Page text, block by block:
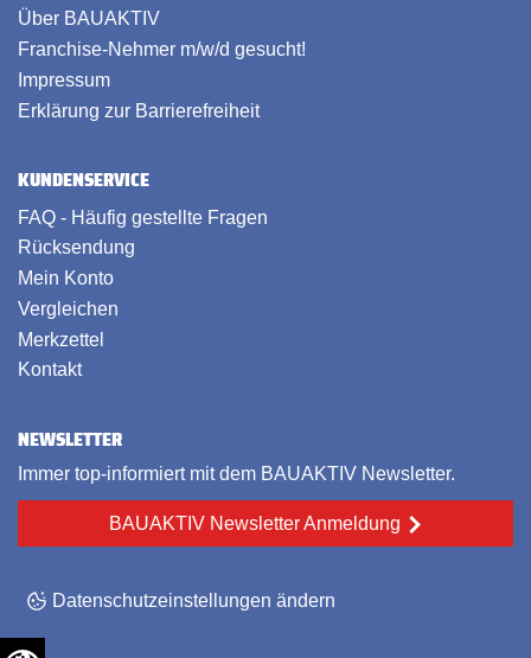
Über BAUAKTIV
Franchise-Nehmer m/w/d gesucht!
Impressum
Erklärung zur Barrierefreiheit
KUNDENSERVICE
FAQ - Häufig gestellte Fragen
Rücksendung
Mein Konto
Vergleichen
Merkzettel
Kontakt
NEWSLETTER
Immer top-informiert mit dem BAUAKTIV Newsletter.
BAUAKTIV Newsletter Anmeldung
Datenschutzeinstellungen ändern